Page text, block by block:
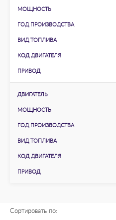
МОЩНОСТЬ
ГОД ПРОИЗВОДСТВА
ВИД ТОПЛИВА
КОД ДВИГАТЕЛЯ
ПРИВОД
ДВИГАТЕЛЬ
МОЩНОСТЬ
ГОД ПРОИЗВОДСТВА
ВИД ТОПЛИВА
КОД ДВИГАТЕЛЯ
ПРИВОД
Сортировать по: